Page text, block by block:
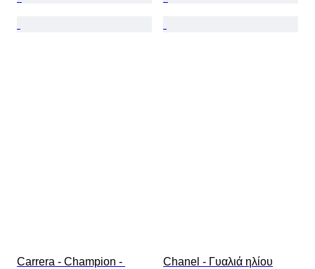
Carrera - Champion - Chanel - Γυαλιά ηλίου